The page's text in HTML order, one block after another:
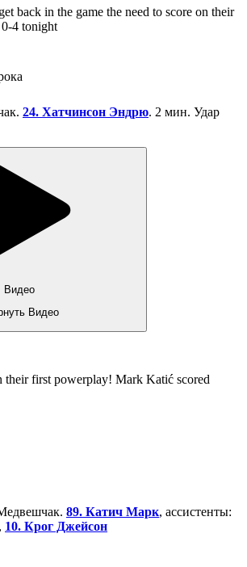
back in the game the need to score on their
4 tonight
24. Хатчинсон Эндрю. 2 мин. Удар
Видео
Видео
their first powerplay! Mark Katić scored
89. Катич Марк, ассистенты:
, 10. Крог Джейсон